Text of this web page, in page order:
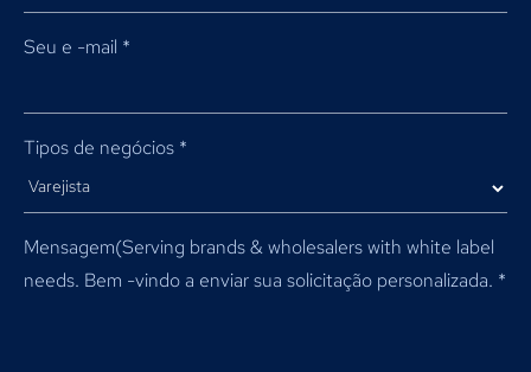
Seu e -mail *
Tipos de negócios *
Mensagem(Serving brands & wholesalers with white label
needs. Bem -vindo a enviar sua solicitação personalizada. *